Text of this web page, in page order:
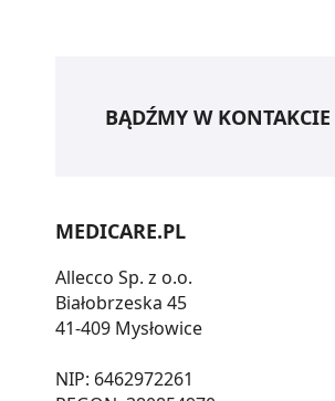
BĄDŹMY W KONTAKCIE
MEDICARE.PL
Allecco Sp. z o.o.
Białobrzeska 45
41-409 Mysłowice
NIP: 6462972261